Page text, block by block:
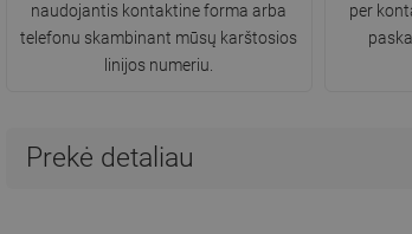
naudojantis kontaktine forma arba
telefonu skambinant mūsų karštosios
linijos numeriu.
per
Prekė detaliau